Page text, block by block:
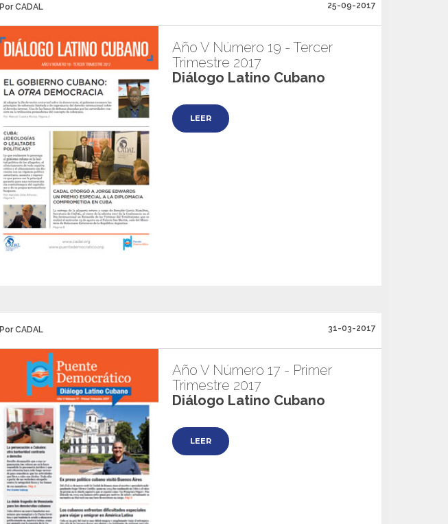
Por CADAL 25-09-2017
Año V Número 19 - Tercer
Trimestre 2017
Diálogo Latino Cubano
LEER
Por CADAL 31-03-2017
Año V Número 17 - Primer
Trimestre 2017
Diálogo Latino Cubano
LEER